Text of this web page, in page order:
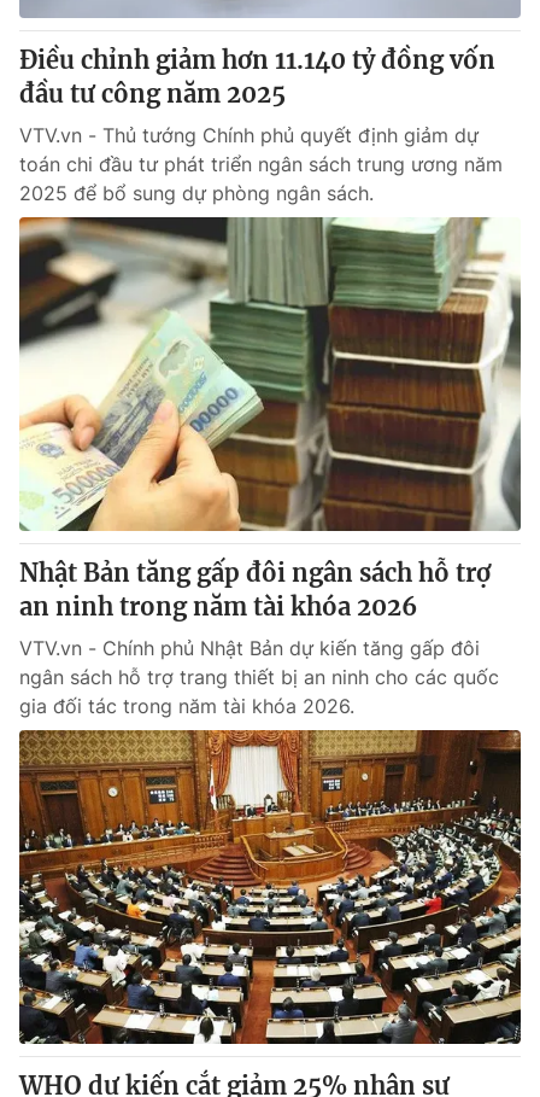
® Cấm sao chép dưới mọi hình thức nếu không có sự chấp
thuận bằng văn bản. Ghi rõ nguồn VTV.vn khi phát hành lại
thông tin từ website này.
Điều chỉnh giảm hơn 11.140 tỷ đồng vốn
đầu tư công năm 2025
VTV.vn - Thủ tướng Chính phủ quyết định giảm dự
toán chi đầu tư phát triển ngân sách trung ương năm
2025 để bổ sung dự phòng ngân sách.
Nhật Bản tăng gấp đôi ngân sách hỗ trợ
an ninh trong năm tài khóa 2026
VTV.vn - Chính phủ Nhật Bản dự kiến tăng gấp đôi
ngân sách hỗ trợ trang thiết bị an ninh cho các quốc
gia đối tác trong năm tài khóa 2026.
WHO dự kiến cắt giảm 25% nhân sự